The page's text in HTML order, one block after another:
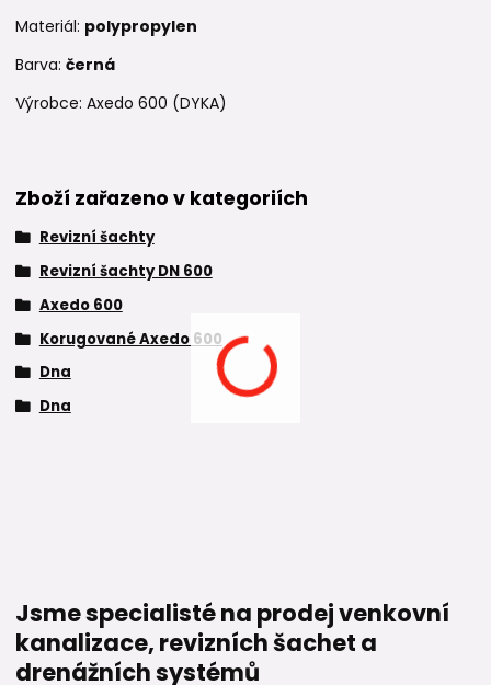
Materiál: polypropylen
Barva: černá
Výrobce: Axedo 600 (DYKA)
Zboží zařazeno v kategoriích
Revizní šachty
Revizní šachty DN 600
Axedo 600
Korugované Axedo 600
Dna
Dna
Jsme specialisté na prodej venkovní
kanalizace, revizních šachet a
drenážních systémů